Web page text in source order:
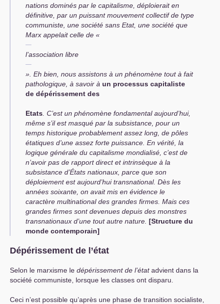
nations dominés par le capitalisme, déploierait en
définitive, par un puissant mouvement collectif de type
communiste, une société sans Etat, une société que
Marx appelait celle de «
l’association libre
». Eh bien, nous assistons à un phénomène tout à fait
pathologique, à savoir à un processus capitaliste
de dépérissement des
Etats . C’est un phénomène fondamental aujourd’hui,
même s’il est masqué par la subsistance, pour un
temps historique probablement assez long, de pôles
étatiques d’une assez forte puissance. En vérité, la
logique générale du capitalisme mondialisé, c’est de
n’avoir pas de rapport direct et intrinsèque à la
subsistance d’États nationaux, parce que son
déploiement est aujourd’hui transnational. Dès les
années soixante, on avait mis en évidence le
caractère multinational des grandes firmes. Mais ces
grandes firmes sont devenues depuis des monstres
transnationaux d’une tout autre nature. [Structure du
monde contemporain]
Dépérissement de l’état
Selon le marxisme le dépérissement de l’étatadvient dans la
société communiste, lorsque les classes ont disparu.
Ceci n’est possible qu’après une phase de transition socialiste,